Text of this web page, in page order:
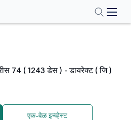
74 ( 1243 डेस ) - डायरेक्ट ( जि )
एक-वेळ इन्व्हेस्ट